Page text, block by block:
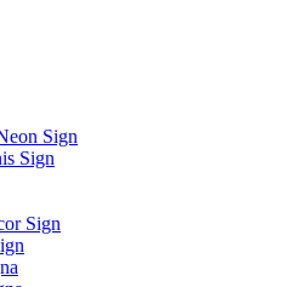
Sign
Sign
Sign